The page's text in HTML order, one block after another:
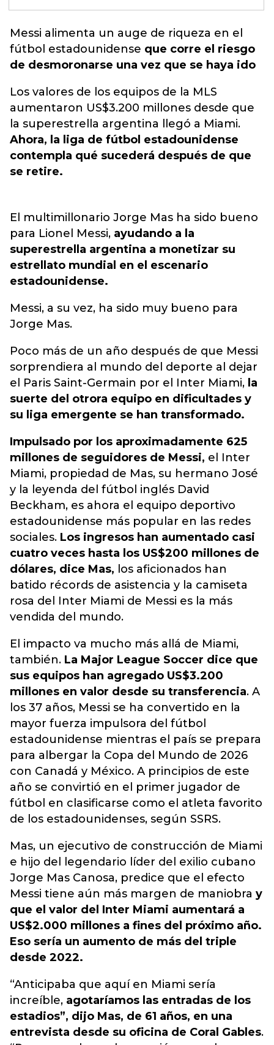
Messi alimenta un auge de riqueza en el
fútbol estadounidense que corre el riesgo
de desmoronarse una vez que se haya ido
Los valores de los equipos de la MLS
aumentaron US$3.200 millones desde que
la superestrella argentina llegó a Miami.
Ahora, la liga de fútbol estadounidense
contempla qué sucederá después de que
se retire.
El multimillonario Jorge Mas ha sido bueno
para Lionel Messi, ayudando a la
superestrella argentina a monetizar su
estrellato mundial en el escenario
estadounidense.
Messi, a su vez, ha sido muy bueno para
Jorge Mas.
Poco más de un año después de que Messi
sorprendiera al mundo del deporte al dejar
el Paris Saint-Germain por el Inter Miami, la
suerte del otrora equipo en dificultades y
su liga emergente se han transformado.
Impulsado por los aproximadamente 625
millones de seguidores de Messi, el Inter
Miami, propiedad de Mas, su hermano José
y la leyenda del fútbol inglés David
Beckham, es ahora el equipo deportivo
estadounidense más popular en las redes
sociales. Los ingresos han aumentado casi
cuatro veces hasta los US$200 millones de
dólares, dice Mas, los aficionados han
batido récords de asistencia y la camiseta
rosa del Inter Miami de Messi es la más
vendida del mundo.
El impacto va mucho más allá de Miami,
también. La Major League Soccer dice que
sus equipos han agregado US$3.200
millones en valor desde su transferencia. A
los 37 años, Messi se ha convertido en la
mayor fuerza impulsora del fútbol
estadounidense mientras el país se prepara
para albergar la Copa del Mundo de 2026
con Canadá y México. A principios de este
año se convirtió en el primer jugador de
fútbol en clasificarse como el atleta favorito
de los estadounidenses, según SSRS.
Mas, un ejecutivo de construcción de Miami
e hijo del legendario líder del exilio cubano
Jorge Mas Canosa, predice que el efecto
Messi tiene aún más margen de maniobra y
que el valor del Inter Miami aumentará a
US$2.000 millones a fines del próximo año.
Eso sería un aumento de más del triple
desde 2022.
“Anticipaba que aquí en Miami sería
increíble, agotaríamos las entradas de los
estadios”, dijo Mas, de 61 años, en una
entrevista desde su oficina de Coral Gables.